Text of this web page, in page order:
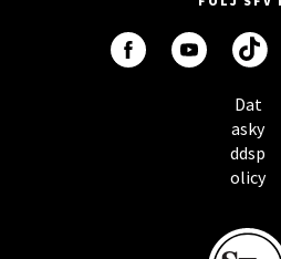
Dat
asky
ddsp
olicy